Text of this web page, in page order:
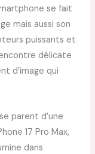
se fait
mais aussi son
puissants et
délicate
d’image qui
parent d’une
17 Pro Max,
dans